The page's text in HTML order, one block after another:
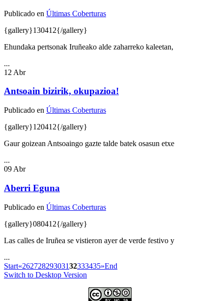
Publicado en Últimas Coberturas
{gallery}130412{/gallery}
Ehundaka pertsonak Iruñeako alde zaharreko kaleetan,
...
12 Abr
Antsoain bizirik, okupazioa!
Publicado en Últimas Coberturas
{gallery}120412{/gallery}
Gaur goizean Antsoaingo gazte talde batek osasun etxe
...
09 Abr
Aberri Eguna
Publicado en Últimas Coberturas
{gallery}080412{/gallery}
Las calles de Iruñea se vistieron ayer de verde festivo y
...
Start«26272829303132333435»End
Switch to Desktop Version